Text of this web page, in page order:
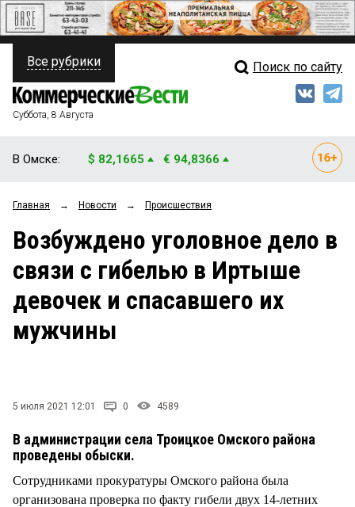
ПОЛИТИКА
ФИНАНСЫ
ОБЩЕСТВО
ЗАКОН
НОВОСТИ КОМПАНИЙ
Свежий выпуск
Мнения
Рейтинги
Блоги
Архив
Все рубрики Поиск по сайту
Суббота, 8 Августа
В Омске: $ 82,1665 € 94,8366
Главная → Новости → Происшествия
Возбуждено уголовное дело в
связи с гибелью в Иртыше
девочек и спасавшего их
мужчины
5 июля 2021 12:01 0 4589
В администрации села Троицкое Омского района
проведены обыски.
Сотрудниками прокуратуры Омского района была
организована проверка по факту гибели двух 14-летних